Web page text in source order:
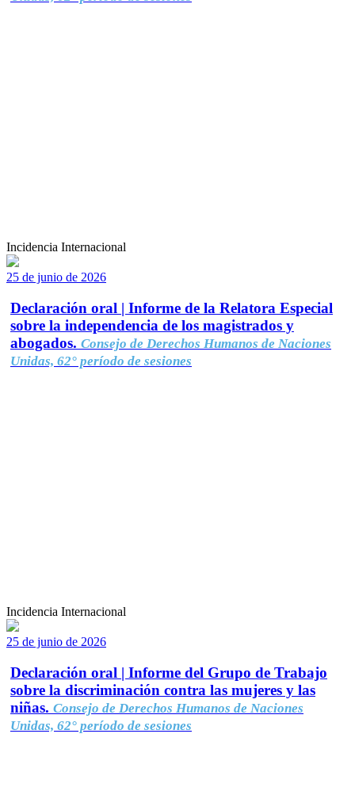
Incidencia Internacional
25 de junio de 2026
Declaración oral | Informe de la Relatora Especial
sobre la independencia de los magistrados y
abogados. Consejo de Derechos Humanos de Naciones
Unidas, 62° período de sesiones
Incidencia Internacional
25 de junio de 2026
Declaración oral | Informe del Grupo de Trabajo
sobre la discriminación contra las mujeres y las
niñas. Consejo de Derechos Humanos de Naciones
Unidas, 62° período de sesiones